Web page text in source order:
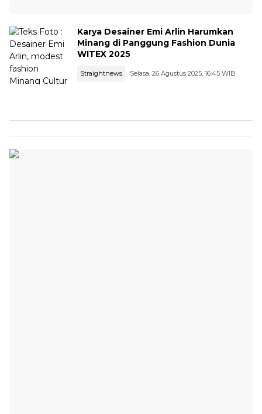
Karya Desainer Emi Arlin Harumkan
Minang di Panggung Fashion Dunia
WITEX 2025
Straightnews Selasa, 26 Agustus 2025, 16:45 WIB